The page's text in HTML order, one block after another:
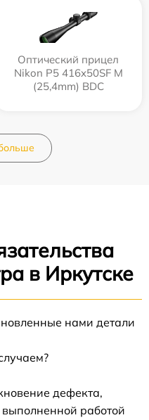
Оптический прицел
Nikon P5 416x50SF M
(25,4mm) BDC
в Иркутске
нами детали
дефекта,
работой